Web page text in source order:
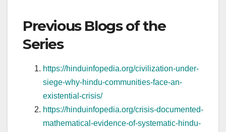
Previous Blogs of the
Series
https://hinduinfopedia.org/civilization-under-
siege-why-hindu-communities-face-an-
existential-crisis/
https://hinduinfopedia.org/crisis-documented-
mathematical-evidence-of-systematic-hindu-